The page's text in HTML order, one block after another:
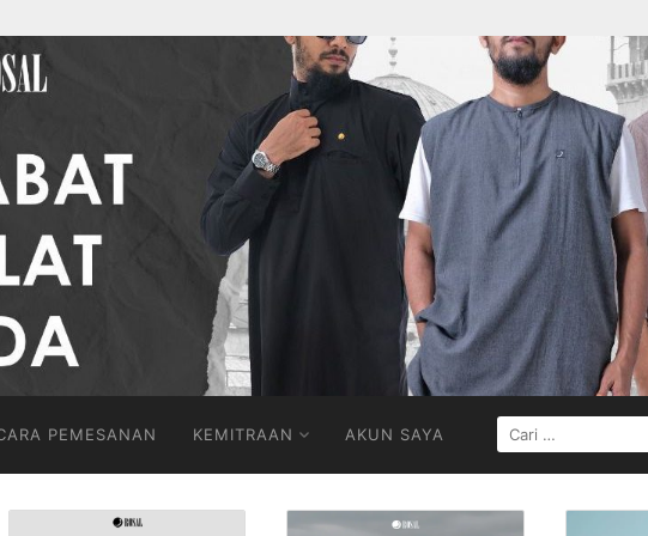
PEMESANAN KEMITRAAN AKUN SAYA
CARI
UNTUK: